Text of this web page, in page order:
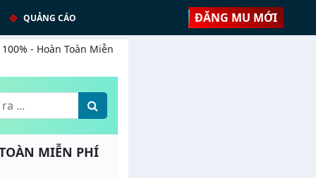
QUẢNG CÁO ĐĂNG MU MỚI
- Hoàn Toàn Miễn
MIỄN PHÍ